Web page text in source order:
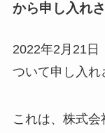
から申し入れ
2022年2月21日
ついて申し入れ
これは、株式